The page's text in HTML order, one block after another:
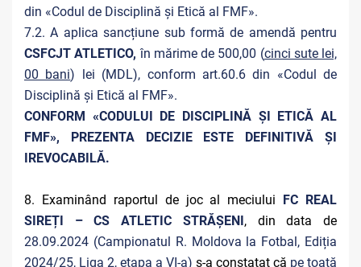
din «Codul de Disciplină și Etică al FMF».
7.2. A aplica sancțiune sub formă de amendă pentru
CSFCJT ATLETICO, în mărime de 500,00 (cinci sute lei,
00 bani) lei (MDL), conform art.60.6 din «Codul de
Disciplină și Etică al FMF».
CONFORM «CODULUI DE DISCIPLINĂ ȘI ETICĂ AL
FMF», PREZENTA DECIZIE ESTE DEFINITIVĂ ŞI
IREVOCABILĂ.
8. Examinând raportul de joc al meciului FC REAL
SIREȚI – CS ATLETIC STRĂȘENI, din data de
28.09.2024 (Campionatul R. Moldova la Fotbal, Ediția
2024/25, Liga 2, etapa a VI-a) s-a constatat că pe toată